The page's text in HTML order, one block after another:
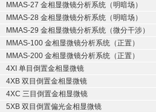
MMAS-27 金相显微镜分析系统（明暗场）
MMAS-28 金相显微镜分析系统（明暗场）
MMAS-29 金相显微镜分析系统（微分干涉）
MMAS-100 金相显微镜分析系统（正置）
MMAS-200 金相显微镜分析系统（正置）
4XI 单目倒置金相显微镜
4XB 双目倒置金相显微镜
4XC 三目倒置金相显微镜
5XB 双目倒置偏光金相显微镜